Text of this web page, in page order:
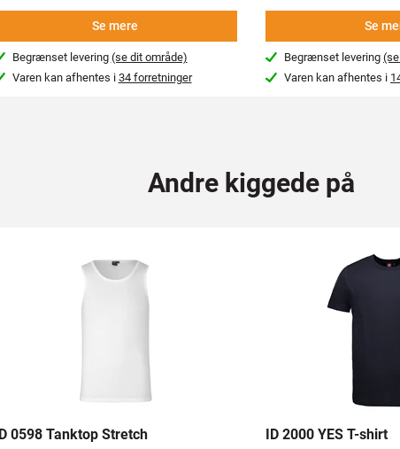
Se mere
Begrænset levering (se dit område)
Varen kan afhentes i 34 forretninger
Se
Begrænset levering
Varen kan afhentes i
Andre kiggede på
ID 0598 Tanktop Stretch ID 2000 YES T-shirt